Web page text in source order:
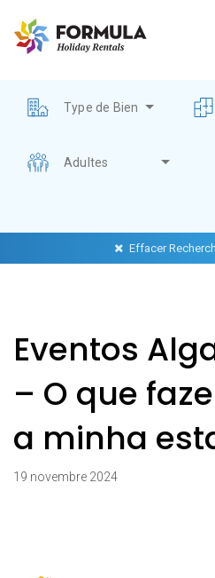
Type de Bien
Adultes
Effacer
Eventos
– O que
a minha
19 novembre 2024